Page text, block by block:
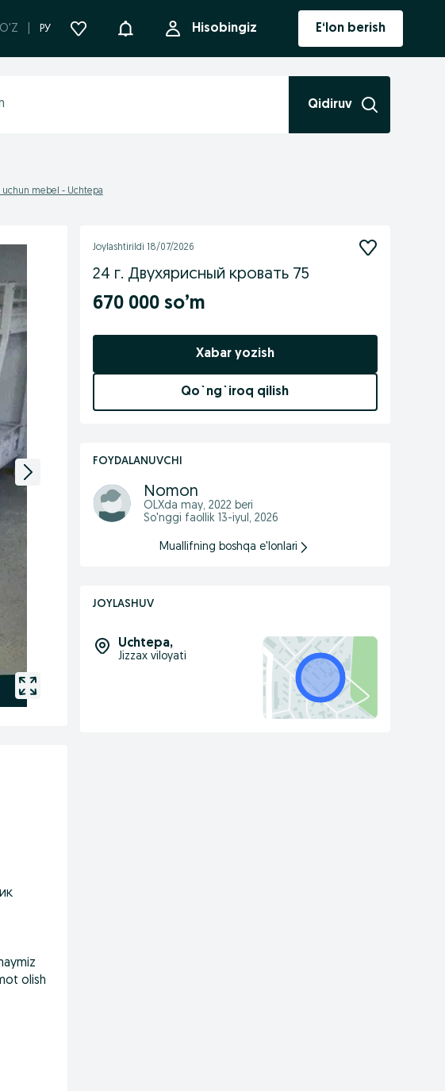
O'Z РУ Bildirishnoma Hisobingiz E‘lon berish
Qidiruv
uchun mebel - Uchtepa
olish
Joylashtirildi 18/07/2026
24 г. Двухярисный кровать 75
670 000 so’m
Xabar yozish
Qo`ng`iroq qilish
FOYDALANUVCHI
Nomon
OLXda may, 2022 beri
So'nggi faollik 13-iyul, 2026
Muallifning boshqa e'lonlari
JOYLASHUV
Uchtepa,
Jizzax viloyati